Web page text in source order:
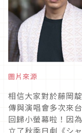
圖片來源
相信大家對於藤岡
傳與演唱會多次來
回歸小螢幕啦！因
立了秋季日劇《シ